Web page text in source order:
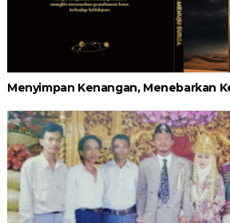
Menyimpan Kenangan, Menebarkan